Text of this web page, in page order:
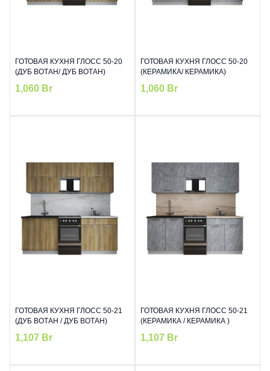
ГОТОВАЯ КУХНЯ ГЛОСС 50-20
(ДУБ ВОТАН/ ДУБ ВОТАН)
1,060 Br
ГОТОВАЯ КУХНЯ ГЛОСС 50-20
(КЕРАМИКА/ КЕРАМИКА)
1,060 Br
ГОТОВАЯ КУХНЯ ГЛОСС 50-21
(ДУБ ВОТАН / ДУБ ВОТАН)
1,107 Br
ГОТОВАЯ КУХНЯ ГЛОСС 50-21
(КЕРАМИКА / КЕРАМИКА )
1,107 Br